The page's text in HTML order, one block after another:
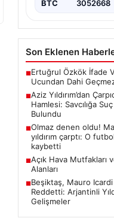
BTC 3052668
Son Eklenen
■Ertuğrul Özkök İfade
Ucundan Dahi
■Aziz Yıldırım’dan
Hamlesi: Savcılığa
Bulundu
■Olmaz denen oldu!
yıldırım çarptı: O
kaybetti
■Açık Hava Mutfakları
Alanları
■Beşiktaş, Mauro Icardi
Reddetti: Arjantinli
Gelişmeler